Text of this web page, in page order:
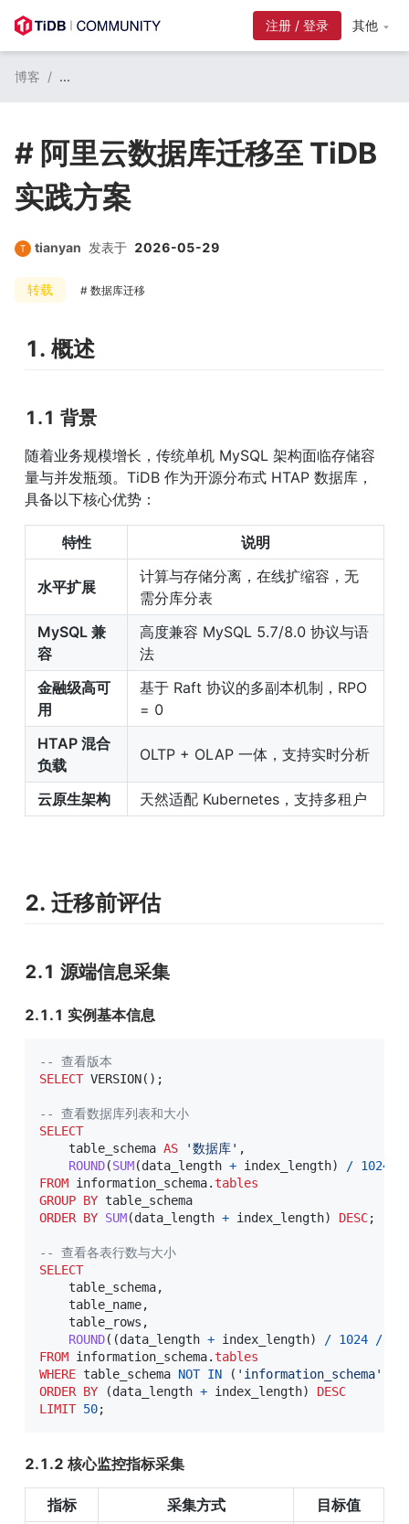
注册 / 登录 其他
博客 / ...
# 阿里云数据库迁移至 TiDB
实践方案
tianyan 发表于 2026-05-29
转载 数据库迁移
1. 概述
1.1 背景
随着业务规模增长，传统单机 MySQL 架构面临存储容
量与并发瓶颈。TiDB 作为开源分布式 HTAP 数据库，
具备以下核心优势：
特性 说明
水平扩展
计算与存储分离，在线扩缩容，无
需分库分表
MySQL 兼
容
高度兼容 MySQL 5.7/8.0 协议与语
法
金融级高可
用
基于 Raft 协议的多副本机制，RPO
= 0
HTAP 混合
负载
OLTP + OLAP 一体，支持实时分析
云原生架构 天然适配 Kubernetes，支持多租户
2. 迁移前评估
2.1 源端信息采集
2.1.1 实例基本信息
-- 查看版本
SELECT VERSION( ) ;
-- 查看数据库列表和大小
SELECT
    table_schema
AS '数据库' ,
ROUND(SUM(data_length + index_length) / 1024
FROM information_schema.tables
GROUP BY
ORDER BY SUM(data_length + index_length) DESC;
-- 查看各表行数与大小
SELECT
    table_schema
,
    table_name
,
    table_rows
,
ROUND( (data_length + index_length) / 1024 /
FROM information_schema.tables
WHERE table_schema NOT IN ( 'information_schema'
ORDER BY (data_length + index_length)
DESC
LIMIT 50;
2.1.2 核心监控指标采集
指标 采集方式 目标值